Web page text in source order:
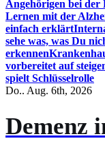
Angehörigen bei der
Lernen mit der
einfach erklärt
sehe was, was Du
erkennen
vorbereitet auf
spielt Schlüsselrolle
Do.. Aug. 6th, 2026
Demenz